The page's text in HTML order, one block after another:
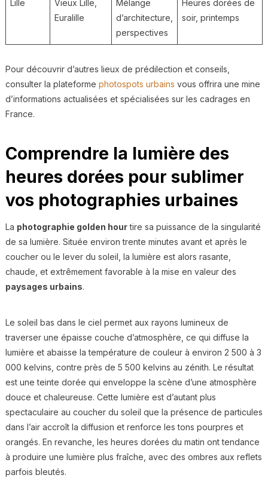
Lille
Vieux Lille,
Euralille
Mélange
d’architecture,
perspectives
Heures dorées de
soir, printemps
Pour découvrir d’autres lieux de prédilection et conseils,
consulter la plateforme photospots urbains vous offrira une mine
d’informations actualisées et spécialisées sur les cadrages en
France.
Comprendre la lumière des
heures dorées pour sublimer
vos photographies urbaines
La photographie golden hourtire sa puissance de la singularité
de sa lumière. Située environ trente minutes avant et après le
coucher ou le lever du soleil, la lumière est alors rasante,
chaude, et extrêmement favorable à la mise en valeur des
paysages urbains.
Le soleil bas dans le ciel permet aux rayons lumineux de
traverser une épaisse couche d’atmosphère, ce qui diffuse la
lumière et abaisse la température de couleur à environ 2 500 à 3
000 kelvins, contre près de 5 500 kelvins au zénith. Le résultat
est une teinte dorée qui enveloppe la scène d’une atmosphère
douce et chaleureuse. Cette lumière est d’autant plus
spectaculaire au coucher du soleil que la présence de particules
dans l’air accroît la diffusion et renforce les tons pourpres et
orangés. En revanche, les heures dorées du matin ont tendance
à produire une lumière plus fraîche, avec des ombres aux reflets
parfois bleutés.